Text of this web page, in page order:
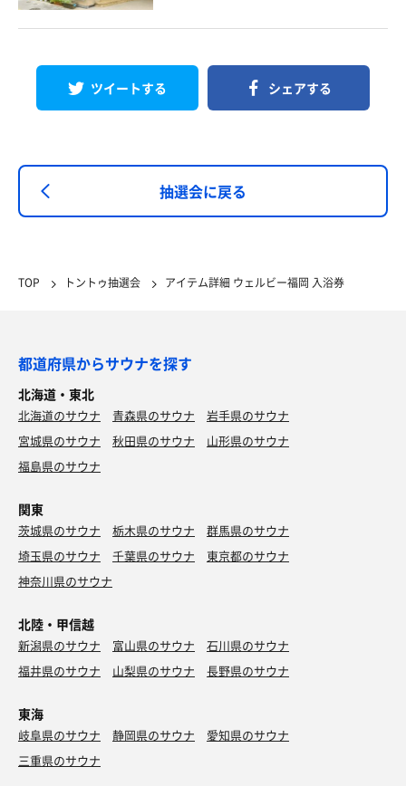
ツイートする シェアする
抽選会に戻る
TOP トントゥ抽選会 アイテム詳細 ウェルビー福岡 入浴券
都道府県からサウナを探す
北海道・東北
北海道のサウナ 青森県のサウナ
岩手県のサウナ
宮城県のサウナ
秋田県のサウナ
山形県のサウナ
福島県のサウナ
関東
茨城県のサウナ 栃木県のサウナ
群馬県のサウナ
埼玉県のサウナ
千葉県のサウナ
東京都のサウナ
神奈川県のサウナ
北陸・甲信越
新潟県のサウナ 富山県のサウナ
石川県のサウナ
福井県のサウナ
山梨県のサウナ 長野県のサウナ
東海
岐阜県のサウナ 静岡県のサウナ
愛知県のサウナ
三重県のサウナ